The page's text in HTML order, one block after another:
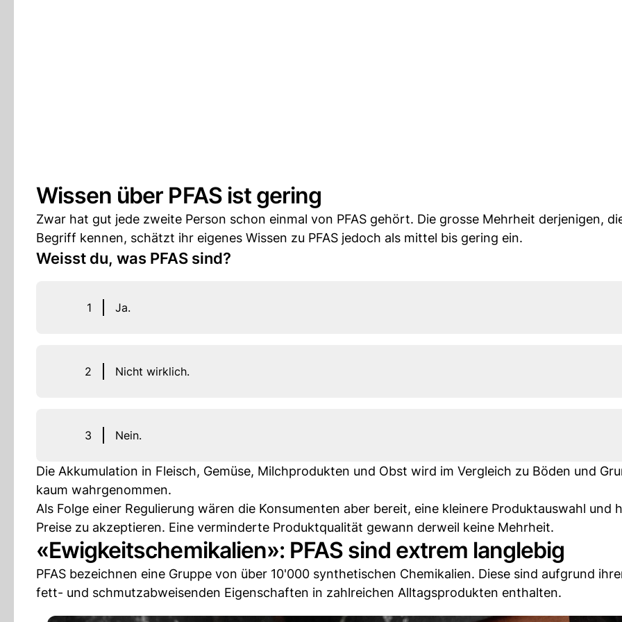
Wissen über PFAS ist gering
Zwar hat gut jede zweite Person schon einmal von PFAS gehört. Die grosse Mehrheit derjenigen,
Begriff kennen, schätzt ihr eigenes Wissen zu PFAS jedoch als mittel bis gering ein.
Weisst du, was PFAS sind?
1 Ja.
2 Nicht wirklich.
3 Nein.
Die Akkumulation in Fleisch, Gemüse, Milchprodukten und Obst wird im Vergleich zu Böden und
kaum wahrgenommen.
Als Folge einer Regulierung wären die Konsumenten aber bereit, eine kleinere Produktauswahl und
Preise zu akzeptieren. Eine verminderte Produktqualität gewann derweil keine Mehrheit.
«Ewigkeitschemikalien»: PFAS sind extrem langlebig
PFAS bezeichnen eine Gruppe von über 10'000 synthetischen Chemikalien. Diese sind aufgrund
fett- und schmutzabweisenden Eigenschaften in zahlreichen Alltagsprodukten enthalten.